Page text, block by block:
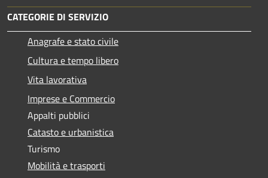
CATEGORIE DI SERVIZIO
Anagrafe e stato civile
Cultura e tempo libero
Vita lavorativa
Imprese e Commercio
Appalti pubblici
Catasto e urbanistica
Turismo
Mobilità e trasporti